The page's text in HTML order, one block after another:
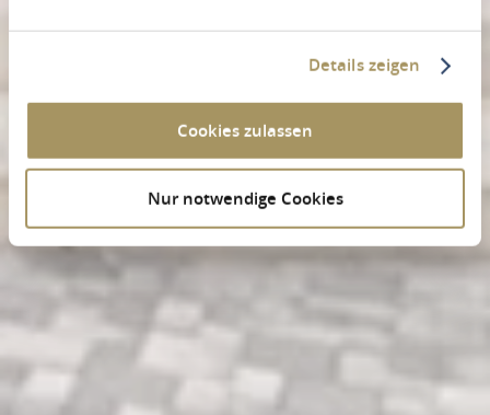
Details zeigen
Cookies zulassen
Nur notwendige Cookies